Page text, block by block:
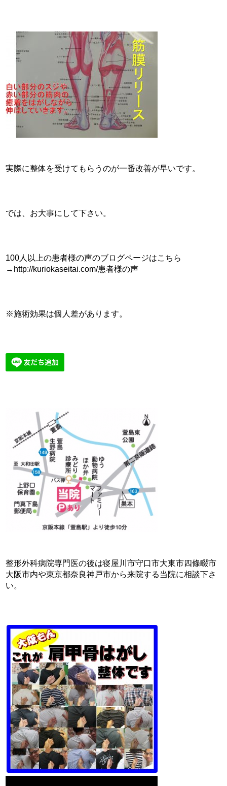
実際に整体を受けてもらうのが一番改善が早いです。
では、お大事にして下さい。
100人以上の患者様の声のブログページはこちら
→http://kuriokaseitai.com/患者様の声
※施術効果は個人差があります。
整形外科病院専門医の後は寝屋川市守口市大東市四條畷市
大阪市内や東京都奈良神戸市から来院する当院に相談下さ
い。